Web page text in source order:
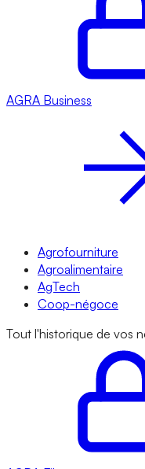
AGRA Business
Agrofourniture
Agroalimentaire
AgTech
Coop-négoce
Tout l'historique de vos